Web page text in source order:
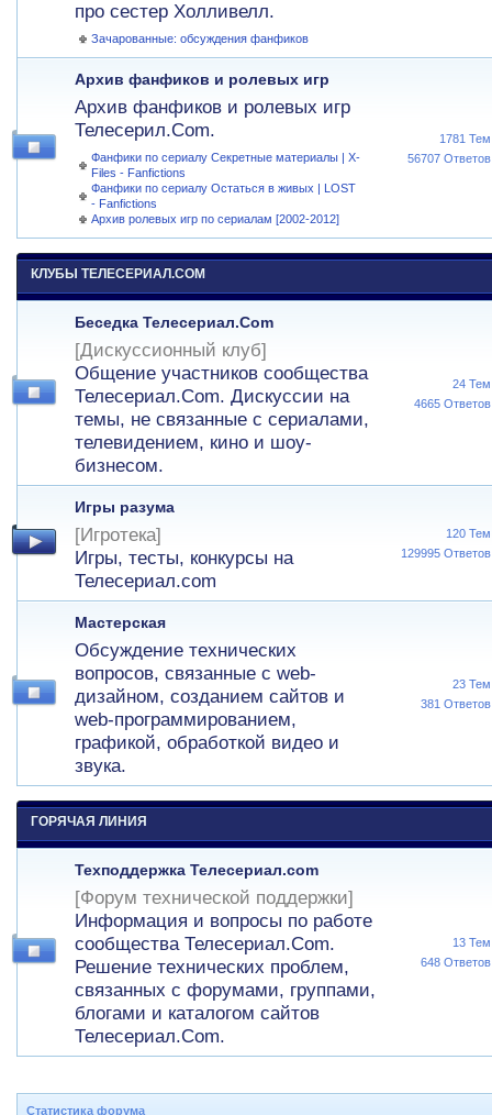
про сестер Холливелл.
Зачарованные: обсуждения фанфиков
Архив фанфиков и ролевых игр
Архив фанфиков и ролевых игр
Телесерил.Com.
Фанфики по сериалу Секретные материалы | X-
Files - Fanfictions
Фанфики по сериалу Остаться в живых | LOST
- Fanfictions
Архив ролевых игр по сериалам [2002-2012]
1781 Тем
56707 Ответов
КЛУБЫ ТЕЛЕСЕРИАЛ.COM
Беседка Телесериал.Com
[Дискуссионный клуб]
Общение участников сообщества
Телесериал.Com. Дискуссии на
темы, не связанные с сериалами,
телевидением, кино и шоу-
бизнесом.
24 Тем
4665 Ответов
Игры разума
[Игротека]
Игры, тесты, конкурсы на
Телесериал.com
120 Тем
129995 Ответов
Мастерская
Обсуждение технических
вопросов, связанные с web-
дизайном, созданием сайтов и
web-программированием,
графикой, обработкой видео и
звука.
23 Тем
381 Ответов
ГОРЯЧАЯ ЛИНИЯ
Техподдержка Телесериал.com
[Форум технической поддержки]
Информация и вопросы по работе
сообщества Телесериал.Com.
Решение технических проблем,
связанных с форумами, группами,
блогами и каталогом сайтов
Телесериал.Com.
13 Тем
648 Ответов
Статистика форума